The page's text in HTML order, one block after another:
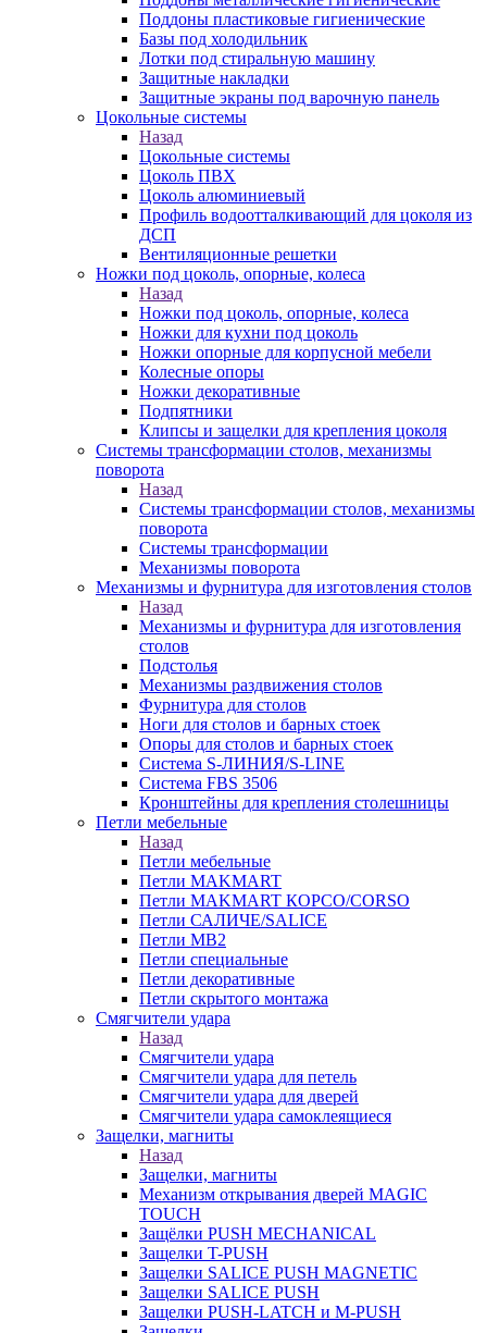
Поддоны пластиковые гигиенические
Базы под холодильник
Лотки под стиральную машину
Защитные накладки
Защитные экраны под варочную панель
Цокольные системы
Назад
Цокольные системы
Цоколь ПВХ
Цоколь алюминиевый
Профиль водоотталкивающий для цоколя из
ДСП
Вентиляционные решетки
Ножки под цоколь, опорные, колеса
Назад
Ножки под цоколь, опорные, колеса
Ножки для кухни под цоколь
Ножки опорные для корпусной мебели
Колесные опоры
Ножки декоративные
Подпятники
Клипсы и защелки для крепления цоколя
Системы трансформации столов, механизмы
поворота
Назад
Системы трансформации столов, механизмы
поворота
Системы трансформации
Механизмы поворота
Механизмы и фурнитура для изготовления столов
Назад
Механизмы и фурнитура для изготовления
столов
Подстолья
Механизмы раздвижения столов
Фурнитура для столов
Ноги для столов и барных стоек
Опоры для столов и барных стоек
Система S-ЛИНИЯ/S-LINE
Система FBS 3506
Кронштейны для крепления столешницы
Петли мебельные
Назад
Петли мебельные
Петли MAKMART
Петли MAKMART КОРСО/CORSO
Петли САЛИЧЕ/SALICE
Петли MB2
Петли специальные
Петли декоративные
Петли скрытого монтажа
Смягчители удара
Назад
Смягчители удара
Смягчители удара для петель
Смягчители удара для дверей
Cмягчители удара самоклеящиеся
Защелки, магниты
Назад
Защелки, магниты
Механизм открывания дверей MAGIC
TOUCH
Защёлки PUSH MECHANICAL
Защелки T-PUSH
Защелки SALICE PUSH MAGNETIC
Защелки SALICE PUSH
Защелки PUSH-LATCH и M-PUSH